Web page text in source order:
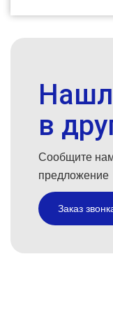
в
Сообщите
предложение
Заказ